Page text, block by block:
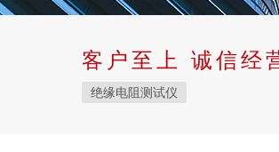
客户至上 诚信经
绝缘电阻测试仪